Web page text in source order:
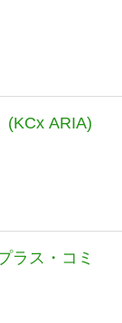
(KCx ARIA)
ラス・コミ